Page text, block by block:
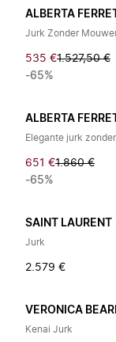
ALBERTA
Jurk Zonder
535 €1.527,50 €
-65%
ALBERTA
651 €1.860 €
-65%
SAINT LAURENT
Jurk
2.579 €
VERONICA
Kenai Jurk